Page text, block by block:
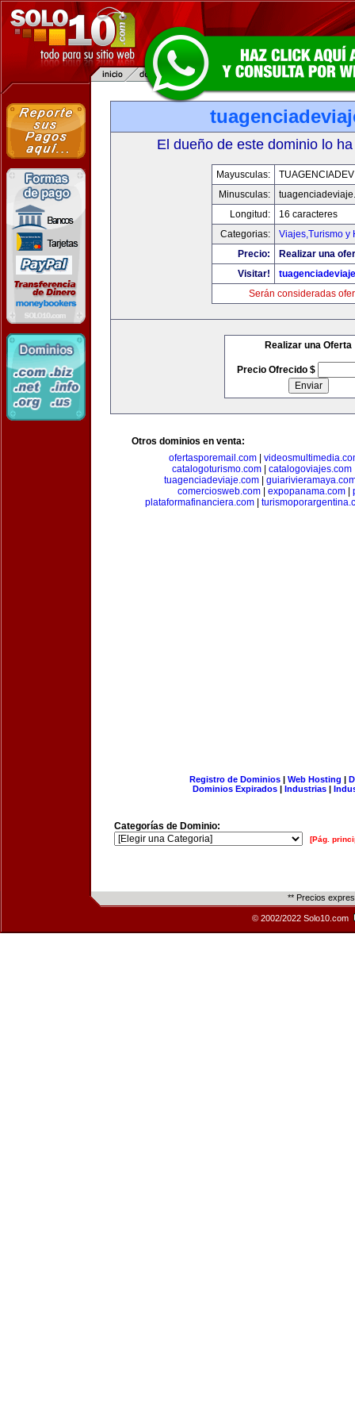
El dueño de este dominio lo
Mayusculas:
Minusculas:
Longitud:
16 caracteres
Categorias:
Viajes,Turismo y
Precio:
Realizar una
Visitar!
Serán consideradas
Realizar una Oferta
Precio Ofrecido $
Otros dominios en venta:
ofertasporemail.com
catalogoturismo.com
catalogoviajes.com
tuagenciadeviaje.com|
comerciosweb.com
expopanama.com
plataformafinanciera.com
Registro de Dominios| Web Hosting |
Dominios Expirados | Industrias |
Categorías de Dominio:
[Pág.
** Precios
© 2002/2022 Solo10.com